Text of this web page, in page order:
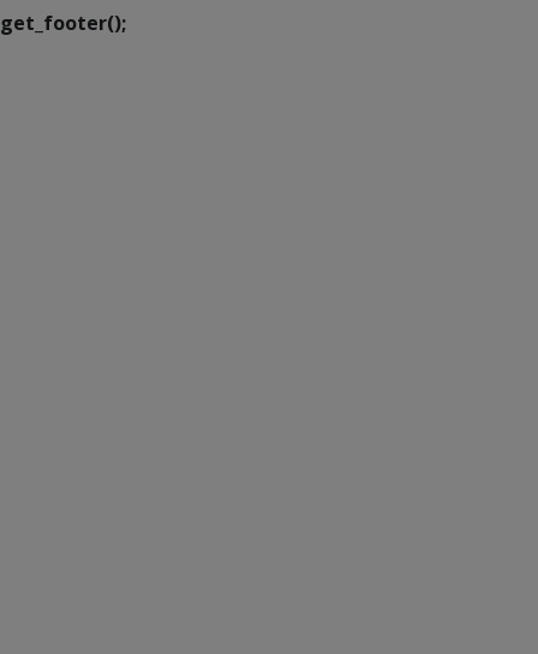
get_footer();